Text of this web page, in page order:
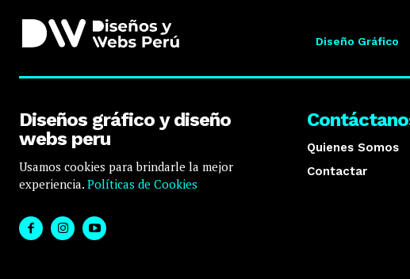
Diseño Gráfico
Diseños gráfico y diseño
webs peru
Usamos cookies para brindarle la mejor
experiencia. Políticas de Cookies
Quienes Somos
Contactar